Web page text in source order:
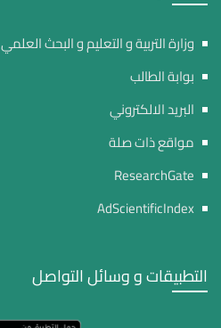
وزارة التربية و التعليم و البحث العلمي
بوابة الطالب
البريد الالكتروني
مواقع ذات صلة
ResearchGate
AdScientificIndex
التطبيقات و وسائل التواصل